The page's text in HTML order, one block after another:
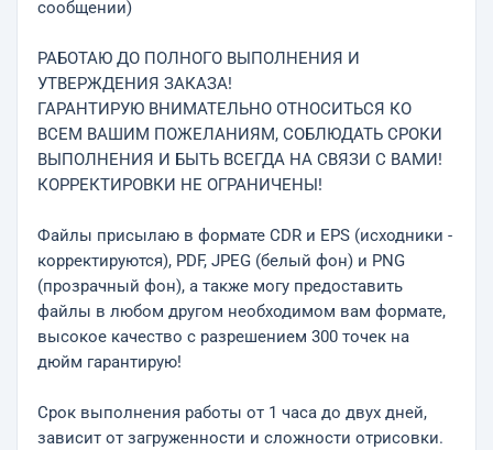
сообщении)
РАБОТАЮ ДО ПОЛНОГО ВЫПОЛНЕНИЯ И
УТВЕРЖДЕНИЯ ЗАКАЗА!
ГАРАНТИРУЮ ВНИМАТЕЛЬНО ОТНОСИТЬСЯ КО
ВСЕМ ВАШИМ ПОЖЕЛАНИЯМ, СОБЛЮДАТЬ СРОКИ
ВЫПОЛНЕНИЯ И БЫТЬ ВСЕГДА НА СВЯЗИ С ВАМИ!
КОРРЕКТИРОВКИ НЕ ОГРАНИЧЕНЫ!
Файлы присылаю в формате CDR и EPS (исходники -
корректируются), PDF, JPEG (белый фон) и PNG
(прозрачный фон), а также могу предоставить
файлы в любом другом необходимом вам формате,
высокое качество с разрешением 300 точек на
дюйм гарантирую!
Срок выполнения работы от 1 часа до двух дней,
зависит от загруженности и сложности отрисовки.